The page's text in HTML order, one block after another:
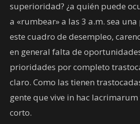
superioridad? ¿a quién puede
a «rumbear» a las 3 a.m. sea
este cuadro de desempleo,
en general falta de
prioridades por completo
claro. Como las tienen
gente que vive in hac lacrimarum
corto.